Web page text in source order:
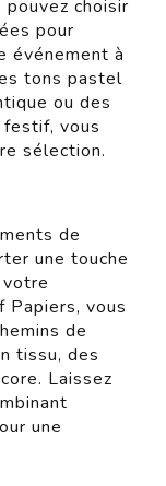
choisir
pour
événement à
tons pastel
ou des
vous
sélection.
de
une touche
Papiers, vous
de
tissu, des
Laissez
une